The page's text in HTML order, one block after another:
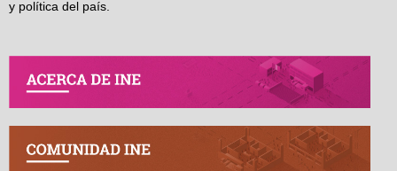
y política del país.